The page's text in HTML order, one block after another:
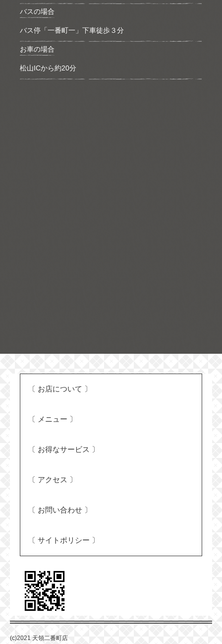
バスの場合
バス停「一番町一」下車徒歩３分
お車の場合
松山ICから約20分
お店について
メニュー
お得なサービス
アクセス
お問い合わせ
サイトポリシー
(c)2021 天領二番町店